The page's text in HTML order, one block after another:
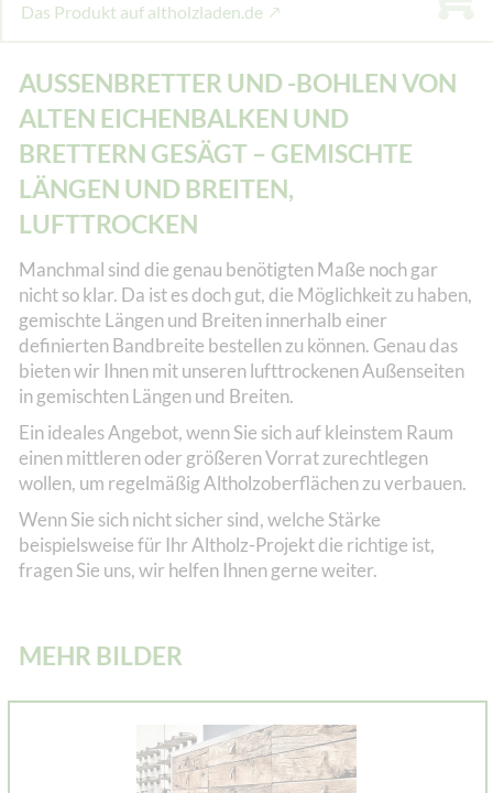
Das Produkt auf altholzladen.de
AUSSENBRETTER UND -BOHLEN VON A
LTEN EICHENBALKEN UND B
RETTERN GESÄGT – GEMISCHTE L
ÄNGEN UND BREITEN, L
UFTTROCKEN
Manchmal sind die genau benötigten Maße noch gar
nicht so klar. Da ist es doch gut, die Möglichkeit zu haben,
gemischte Längen und Breiten innerhalb einer
definierten Bandbreite bestellen zu können. Genau das
bieten wir Ihnen mit unseren lufttrockenen Außenseiten
in gemischten Längen und Breiten.
Ein ideales Angebot, wenn Sie sich auf kleinstem Raum
einen mittleren oder größeren Vorrat zurechtlegen
wollen, um regelmäßig Altholzoberflächen zu verbauen.
Wenn Sie sich nicht sicher sind, welche Stärke
beispielsweise für Ihr Altholz-Projekt die richtige ist,
fragen Sie uns, wir helfen Ihnen gerne weiter.
MEHR BILDER